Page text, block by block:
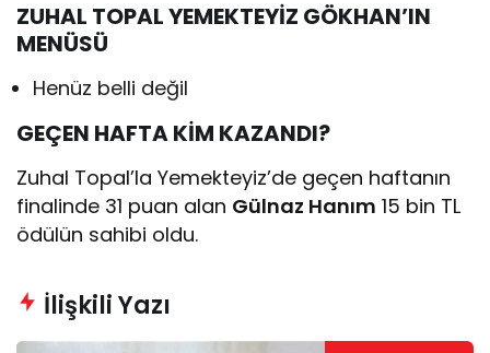
ZUHAL TOPAL YEMEKTEYİZ GÖKHAN’IN
MENÜSÜ
Henüz belli değil
GEÇEN HAFTA KİM KAZANDI?
Zuhal Topal’la Yemekteyiz’de geçen haftanın
finalinde 31 puan alan Gülnaz Hanım 15 bin TL
ödülün sahibi oldu.
İlişkili Yazı